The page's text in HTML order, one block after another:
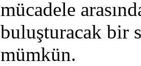
mücadele
buluşturacak bir
mümkün.